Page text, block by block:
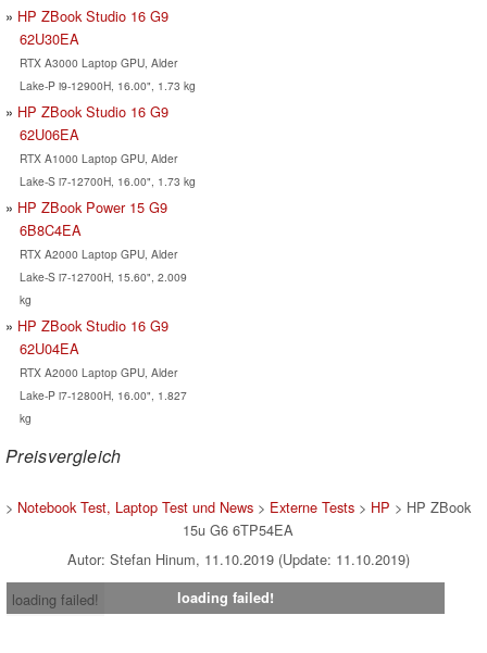
HP ZBook Studio 16 G9
62U30EA
RTX A3000 Laptop GPU, Alder
Lake-P i9-12900H, 16.00", 1.73 kg
HP ZBook Studio 16 G9
62U06EA
RTX A1000 Laptop GPU, Alder
Lake-S i7-12700H, 16.00", 1.73 kg
HP ZBook Power 15 G9
6B8C4EA
RTX A2000 Laptop GPU, Alder
Lake-S i7-12700H, 15.60", 2.009
kg
HP ZBook Studio 16 G9
62U04EA
RTX A2000 Laptop GPU, Alder
Lake-P i7-12800H, 16.00", 1.827
kg
Preisvergleich
> Notebook Test, Laptop Test und News > Externe Tests > HP > HP ZBook
15u G6 6TP54EA
Autor: Stefan Hinum, 11.10.2019 (Update: 11.10.2019)
loading failed!
loading failed!